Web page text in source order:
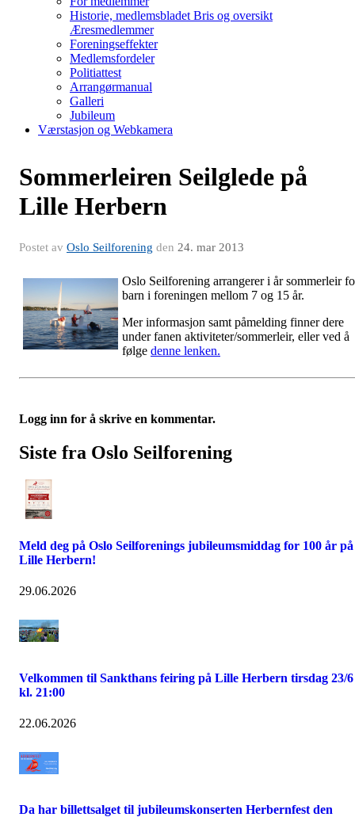
Historie, medlemsbladet Bris og oversikt
Æresmedlemmer
Foreningseffekter
Medlemsfordeler
Politiattest
Arrangørmanual
Galleri
Jubileum
Værstasjon og Webkamera
Sommerleiren Seilglede på
Lille Herbern
Postet av Oslo Seilforening den 24. mar 2013
Oslo Seilforening arrangerer i år sommerleir
barn i foreningen mellom 7 og 15 år.
Mer informasjon samt påmelding finner dere
under fanen aktiviteter/sommerleir, eller ved å
følge denne lenken.
Logg inn for å skrive en kommentar.
Siste fra Oslo Seilforening
Meld deg på Oslo Seilforenings jubileumsmiddag for 100 år på
Lille Herbern!
29.06.2026
Velkommen til Sankthans feiring på Lille Herbern tirsdag 23/6
kl. 21:00
22.06.2026
Da har billettsalget til jubileumskonserten Herbernfest den